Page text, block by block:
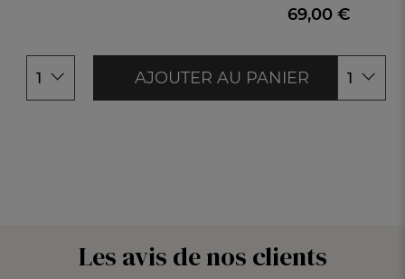
69,00 €
1 AJOUTER AU PANIER 1
Les avis de nos clients